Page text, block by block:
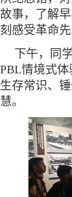
故事，了解
刻感受革命
下午，同
PBL情境式
生存常识、
慧。